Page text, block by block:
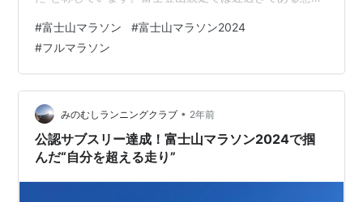
よい距離で走りながら仰げるとは、こんな経験もなかな
かできません。走っている時間以外でも何度も富士山と
向き合い、色々な姿を目にして、自分との関係を確かめ
合える機会になりました。 mtfujimarathon.com レース
当日は絶好の天気にも恵まれ、憧れの富士山を間近で完
璧に見ることができました…
#富士山マラソン #富士山マラソン2024
#フルマラソン
みのむしランニングクラブ • 2年前
公認サブスリー達成！富士山マラソン2024で掴
んだ“自分を超える走り”